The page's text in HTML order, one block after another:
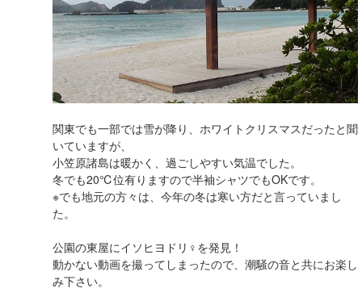
関東でも一部では雪が降り、ホワイトクリスマスだったと聞
いていますが、
小笠原諸島は暖かく、過ごしやすい気温でした。
冬でも20℃位有りますので半袖シャツでもOKです。
※でも地元の方々は、今年の冬は寒い方だと言っていまし
た。
公園の東屋にイソヒヨドリ♀を発見！
動かない動画を撮ってしまったので、潮騒の音と共にお楽し
み下さい。